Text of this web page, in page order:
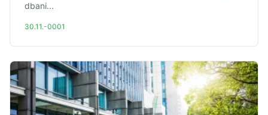
dbani...
30.11.-0001